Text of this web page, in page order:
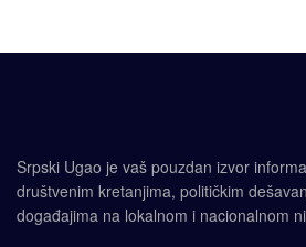
Srpski Ugao je vaš pouzdan izvor
društvenim kretanjima, političkim
događajima na lokalnom i nacionalnom